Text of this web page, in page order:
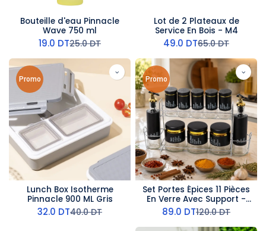
Bouteille d'eau Pinnacle
Wave 750 ml
19.0 DT25.0DT
Lot de 2 Plateaux de
Service En Bois - M4
49.0 DT65.0DT
Promo
Lunch Box Isotherme
Pinnacle 900 ML Gris
32.0 DT40.0DT
Promo
Set Portes Épices 11 Pièces
En Verre Avec Support -
Noir
89.0 DT120.0DT